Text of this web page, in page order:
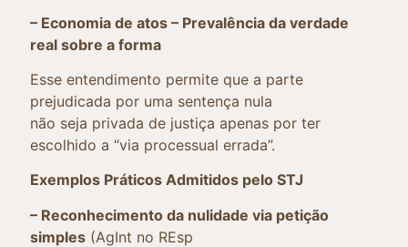
– Economia de atos – Prevalência da verdade
real sobre a forma
Esse entendimento permite que a parte
prejudicada por uma sentença nula
não seja privada de justiça apenas por ter
escolhido a “via processual errada”.
Exemplos Práticos Admitidos pelo STJ
– Reconhecimento da nulidade via petição
simples (AgInt no REsp